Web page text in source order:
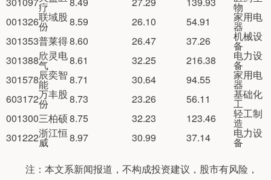
疗
物
001326联域股
份 8.59 26.10 54.91 家用电
器
301353普莱得8.60 26.47 37.26 机械设
备
301388欣灵电
气 8.61 32.25 216.38 电力设
备
301578辰奕智
能 8.71 30.64 94.55 家用电
器
603172万丰股
份 8.73 23.26 56.11 基础化
工
001300三柏硕8.75 32.23 123.46 轻工制
造
301222浙江恒
威 8.97 30.99 37.14 电力设
备
注：本文系新闻报道，不构成投资建议，股市有风险，